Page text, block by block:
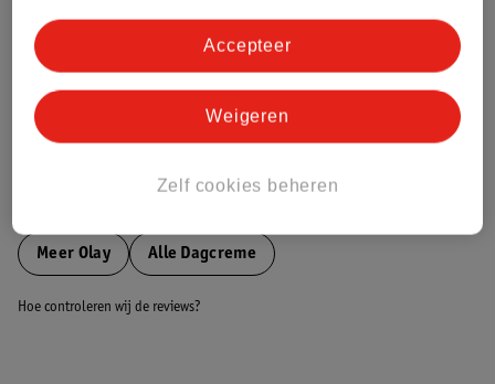
Bestel & Bezorginformatie
Meer Olay Alle Dagcreme
Hoe controleren wij de reviews?
Zelf cookies beheren
Weigeren
Accepteer